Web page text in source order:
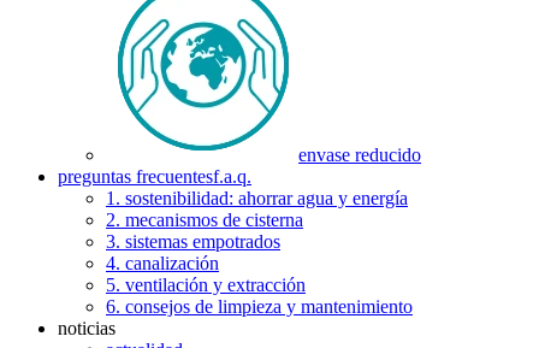
envase reducido
preguntas frecuentesf.a.q.
1. sostenibilidad: ahorrar agua y energía
2. mecanismos de cisterna
3. sistemas empotrados
4. canalización
5. ventilación y extracción
6. consejos de limpieza y mantenimiento
noticias